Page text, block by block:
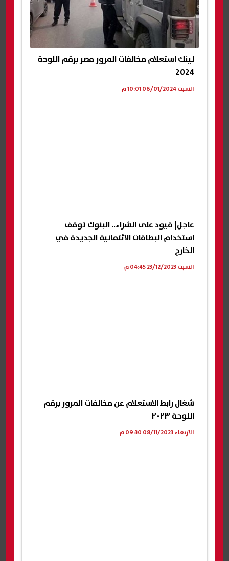
لينك استعلام مخالفات المرور مصر برقم اللوحة
2024
السبت 06/01/2024 10:01 م
عاجل| قيود على الشراء.. البنوك توقف
استخدام البطاقات الائتمانية الجديدة في
الخارج
السبت 23/12/2023 04:45 م
شغال رابط الاستعلام عن مخالفات المرور برقم
اللوحة ٢٠٢٣
الأربعاء 08/11/2023 09:30 م